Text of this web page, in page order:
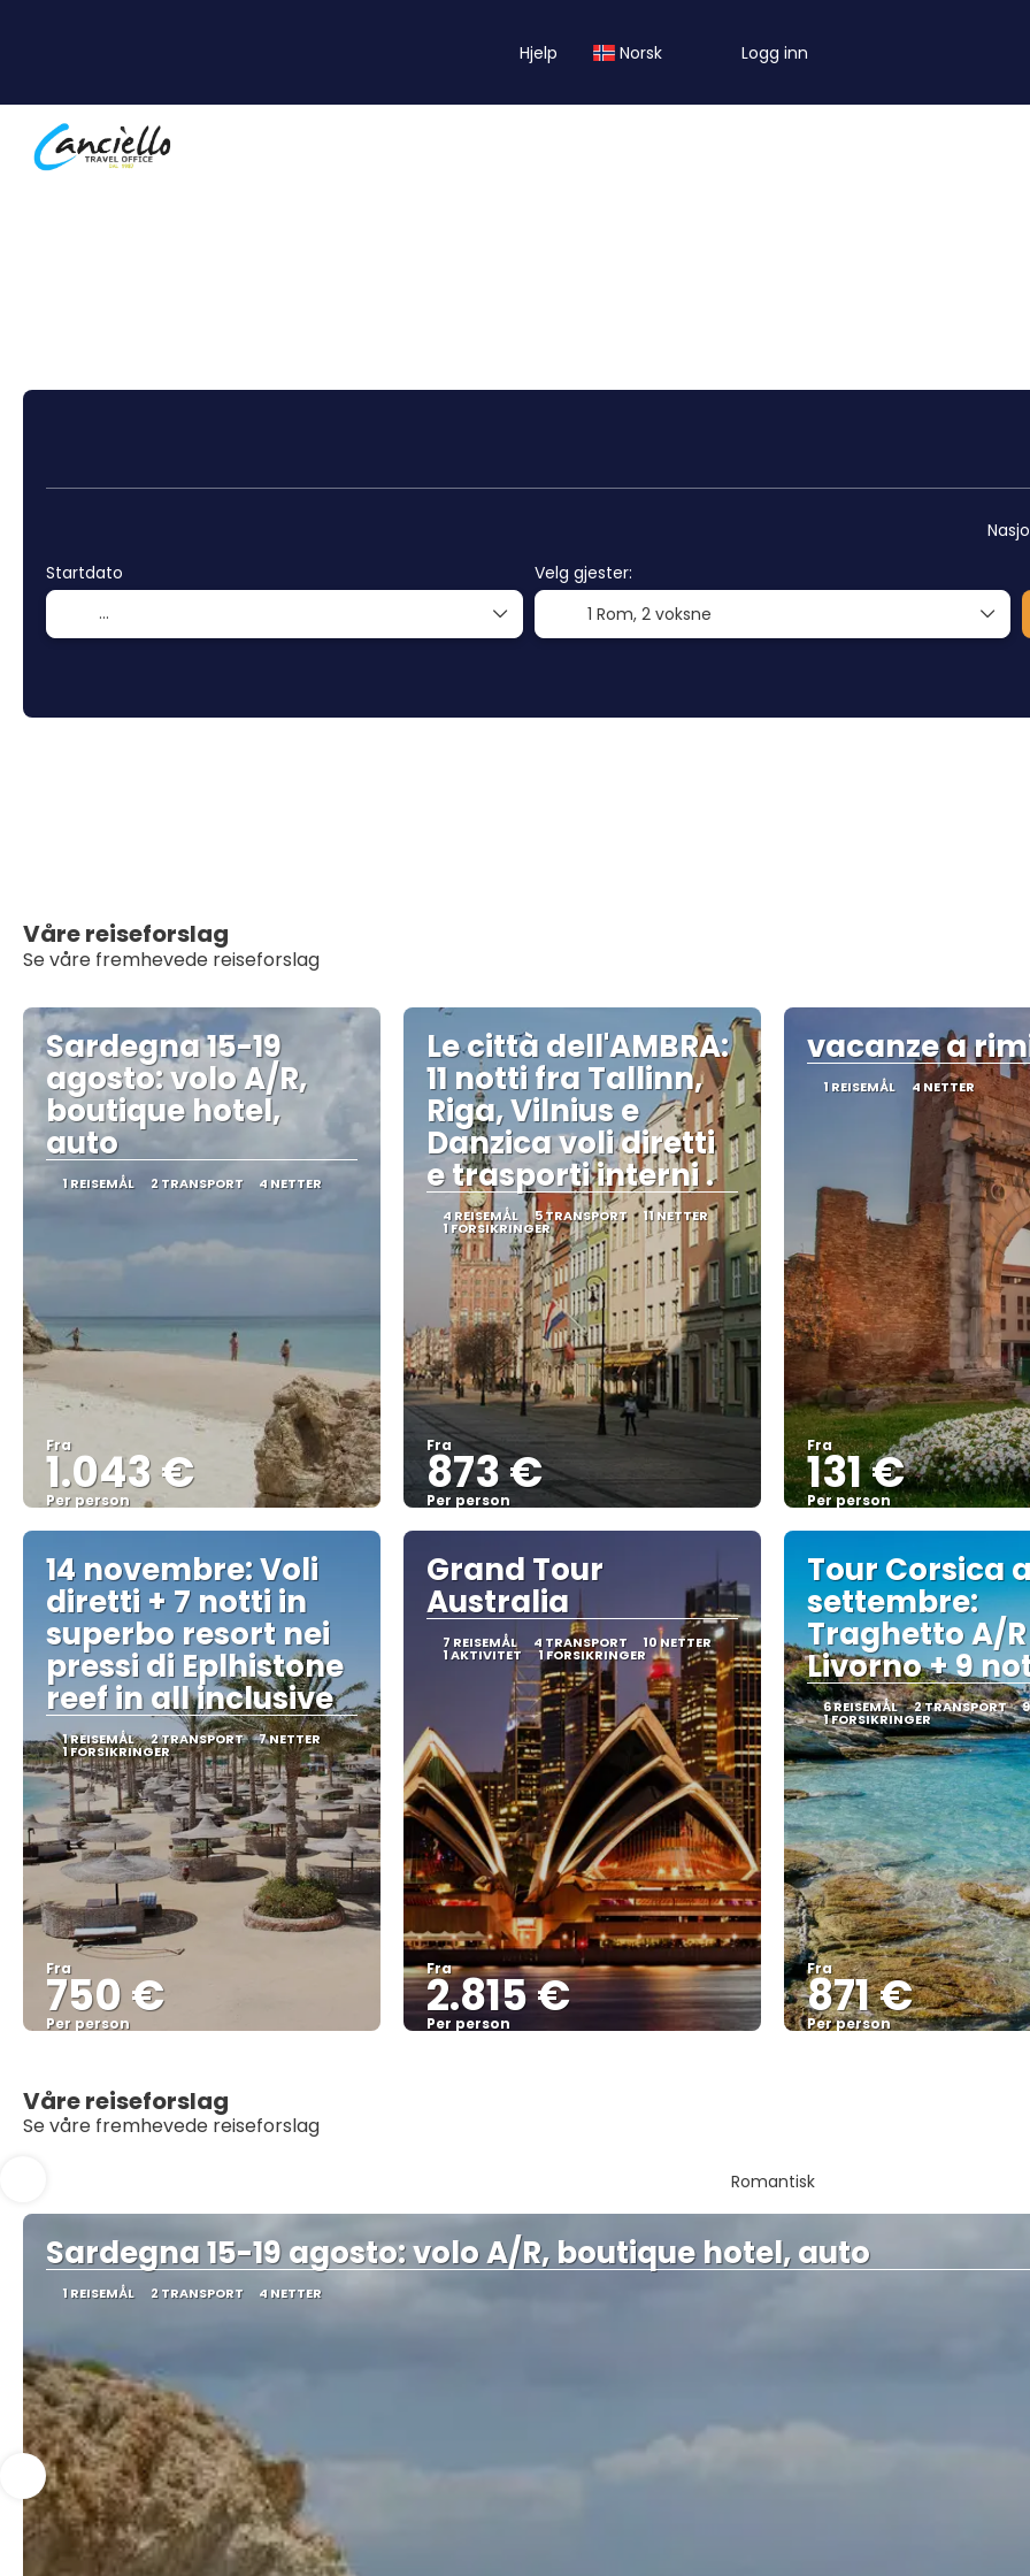
Hjelp Norsk Logg inn
Startdato
Velg gjester:
1 Rom, 2 voksne
Våre reiseforslag
Se våre fremhevede reiseforslag
Sardegna 15-19
agosto: volo A/R,
boutique hotel,
auto
1 REISEMÅL 2 TRANSPORT 4 NETTER
Fra
1.043 €
Per person
Se
Le città dell'AMBRA:
11 notti fra Tallinn,
Riga, Vilnius e
Danzica voli diretti
e trasporti interni .
4 REISEMÅL 5 TRANSPORT 11 NETTER
1 FORSIKRINGER
Fra
873 €
Per person
Se
vacanze a
1 REISEMÅL 4 NETTER
Fra
131 €
Per person
Se
14 novembre: Voli
diretti + 7 notti in
superbo resort nei
pressi di Eplhistone
reef in all inclusive
1 REISEMÅL 2 TRANSPORT 7 NETTER
1 FORSIKRINGER
Fra
750 €
Per person
Grand Tour
Australia
7 REISEMÅL 4 TRANSPORT 10 NETTER
1 AKTIVITET 1 FORSIKRINGER
Fra
2.815 €
Per person
Tour Corsica
settembre:
Traghetto A/
Livorno + 9
6 REISEMÅL 2 TRANSPORT
1 FORSIKRINGER
Fra
871 €
Per person
Våre reiseforslag
Se våre fremhevede reiseforslag
Romantisk
Sardegna 15-19 agosto: volo A/R, boutique hotel, auto
1 REISEMÅL 2 TRANSPORT 4 NETTER